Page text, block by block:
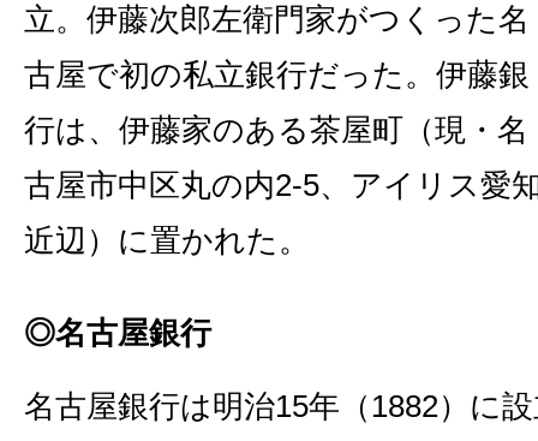
立。伊藤次郎左衛門家がつくった名
古屋で初の私立銀行だった。伊藤銀
行は、伊藤家のある茶屋町（現・名
古屋市中区丸の内2‐5、アイリス愛
近辺）に置かれた。
◎名古屋銀行
名古屋銀行は明治15年（1882）に